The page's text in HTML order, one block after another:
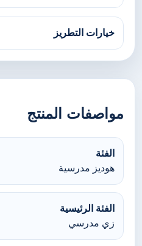
خيارات التطريز
مواصفات المنتج
الفئة
هوديز مدرسية
الفئة الرئيسية
زي مدرسي